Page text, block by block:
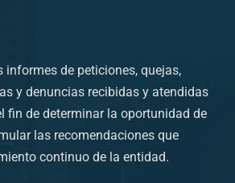
informes de peticiones, quejas,
y denuncias recibidas y atendidas
fin de determinar la oportunidad de
las recomendaciones que
continuo de la entidad.